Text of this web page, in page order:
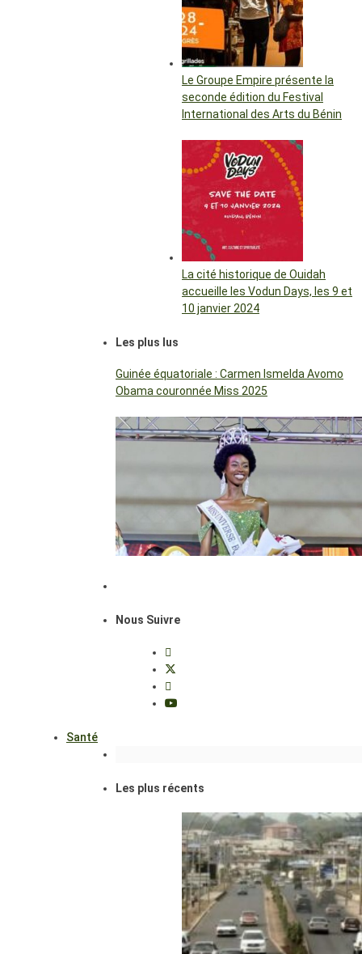
Le Groupe Empire présente la
seconde édition du Festival
International des Arts du Bénin
La cité historique de Ouidah
accueille les Vodun Days, les 9 et
10 janvier 2024
Les plus lus
Guinée équatoriale : Carmen Ismelda Avomo
Obama couronnée Miss 2025
Nous Suivre
Santé
Les plus récents